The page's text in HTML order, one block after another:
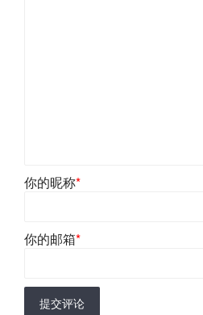
你的昵称*
你的邮箱*
提交评论